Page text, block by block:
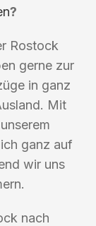
?
Rostock
gerne zur
in ganz
Mit
ganz auf
wir uns
nach